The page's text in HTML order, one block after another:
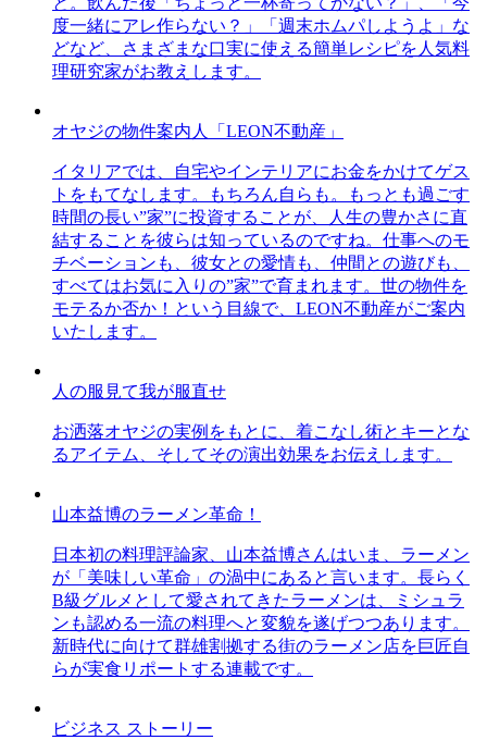
度一緒にアレ作らない？」「週末ホムパしようよ」な
どなど、さまざまな口実に使える簡単レシピを人気料
理研究家がお教えします。
オヤジの物件案内人「LEON不動産」
イタリアでは、自宅やインテリアにお金をかけてゲス
トをもてなします。もちろん自らも。もっとも過ごす
時間の長い”家”に投資することが、人生の豊かさに直
結することを彼らは知っているのですね。仕事へのモ
チベーションも、彼女との愛情も、仲間との遊びも、
すべてはお気に入りの”家”で育まれます。世の物件を
モテるか否か！という目線で、LEON不動産がご案内
いたします。
人の服見て我が服直せ
お洒落オヤジの実例をもとに、着こなし術とキーとな
るアイテム、そしてその演出効果をお伝えします。
山本益博のラーメン革命！
日本初の料理評論家、山本益博さんはいま、ラーメン
が「美味しい革命」の渦中にあると言います。長らく
B級グルメとして愛されてきたラーメンは、ミシュラ
ンも認める一流の料理へと変貌を遂げつつあります。
新時代に向けて群雄割拠する街のラーメン店を巨匠自
らが実食リポートする連載です。
ビジネス ストーリー